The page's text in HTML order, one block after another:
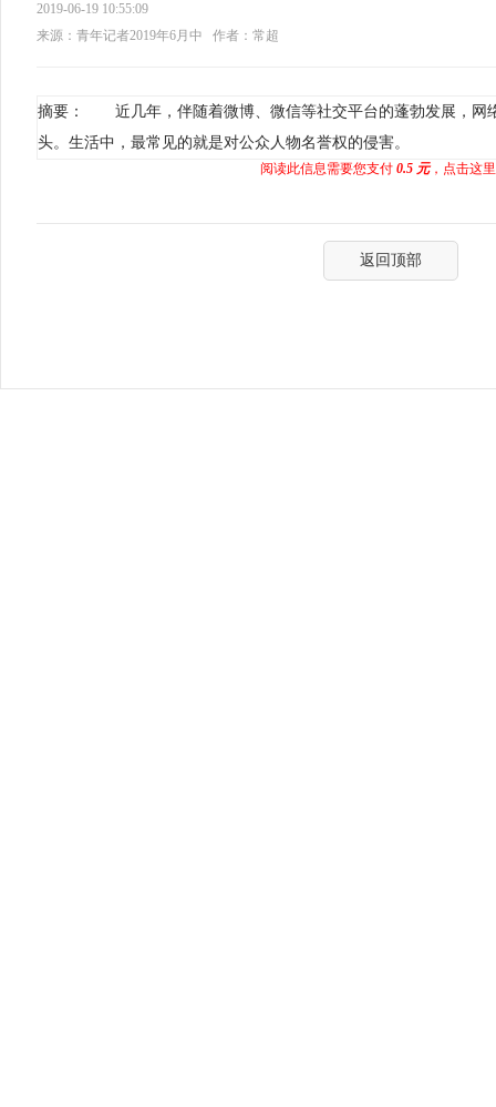
2019-06-19 10:55:09
来源：青年记者2019年6月中
作者：常超
摘要： 近几年，伴随着微博、微信等社交平台的蓬勃发展，网
头。生活中，最常见的就是对公众人物名誉权的侵害。
阅读此信息需要您支付 0.5 元，点击这
返回顶部